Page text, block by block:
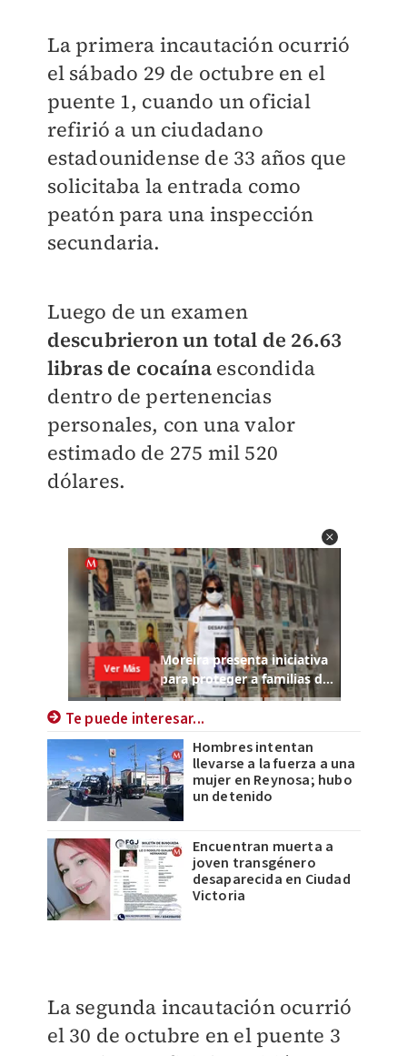
La primera incautación ocurrió
el sábado 29 de octubre en el
puente 1, cuando un oficial
refirió a un ciudadano
estadounidense de 33 años que
solicitaba la entrada como
peatón para una inspección
secundaria.
Luego de un examen
descubrieron un total de 26.63
libras de cocaínaescondida
dentro de pertenencias
personales, con una valor
estimado de 275 mil 520
dólares.
Te puede interesar...
Hombres intentan
llevarse a la fuerza a una
mujer en Reynosa; hubo
un detenido
Encuentran muerta a
joven transgénero
desaparecida en Ciudad
Victoria
La segunda incautación ocurrió
el 30 de octubre en el puente 3